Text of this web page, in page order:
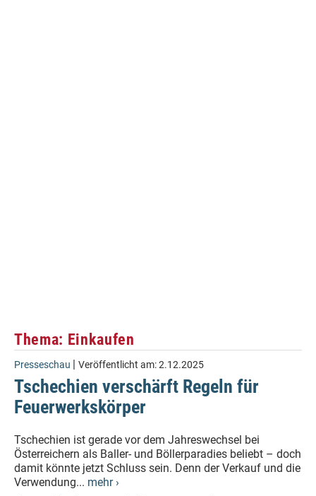
Thema: Einkaufen
Presseschau | Veröffentlicht am:2.12.2025
Tschechien verschärft Regeln für
Feuerwerkskörper
Tschechien ist gerade vor dem Jahreswechsel bei
Österreichern als Baller- und Böllerparadies beliebt – doch
damit könnte jetzt Schluss sein. Denn der Verkauf und die
Verwendung... mehr ›